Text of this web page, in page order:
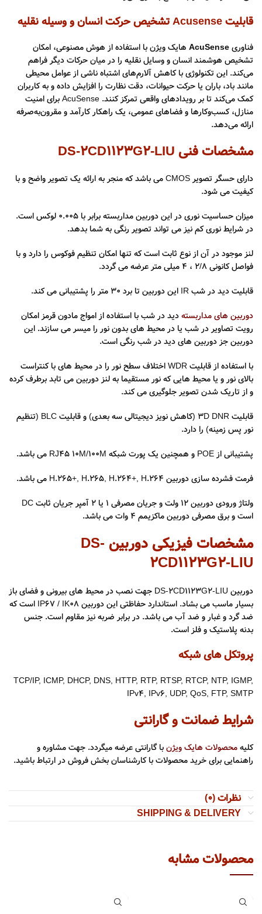
قابلیت Acusense تشخیص حرکت انسان و وسیله نقلیه
فناوریAcuSense هایک ویژن با استفاده از هوش مصنوعی، امکان
تشخیص هوشمند انسان و وسایل نقلیه را در میان حرکات دیگر فراهم
می‌کند. این تکنولوژی با کاهش آلارم‌های اشتباه ناشی از عوامل محیطی
مانند باد، باران یا حرکت حیوانات، دقت نظارت را افزایش داده و به کاربران
کمک می‌کند تا بر رویدادهای واقعی تمرکز کنند. AcuSense برای امنیت
منازل، کسب‌وکارها و فضاهای عمومی، یک راهکار کارآمد و مقرون‌به‌صرفه
ارائه می‌دهد.
مشخصات فنی DS-2CD1123G2-LIU
دارای حسگر تصویر CMOS می باشد که منجر به ارائه یک تصویر واضح و با
کیفیت می شود.
میزان حساسیت نوری در این دوربین مداربسته برابر با 0.005 لوکس است.
در شرایط نوری کم نیز می تواند تصویر رنگی به شما بدهد.
لنز موجود در آن از نوع ثابت است که تنها امکان تنظیم فوکوس را دارد و با
فواصل کانونی ۲/۸ ، ۴ میلی متر عرضه می گردد.
قابلیت دید در شب IR این دوربین تا برد 30 متر را پشتیبانی می کند.
دوربین های مداربستهدید در شب با استفاده از امواج مادون قرمز امکان
رویت تصاویر در شب یا در محیط های بدون نور را میسر می سازند. این
دوربین جز دوربین های دید در شب رنگی است.
با استفاده از قابلیت WDR اختلاف سطح نور را در محیط های با کنتراست
بالای نور و یا محیط هایی که نور مستقیما به لنز دوربین می تابد برطرف کرده
و از تاریک شدن تصویر جلوگیری می کند.
قابلیت ۳D DNR (کاهش نویز دیجیتالی سه بعدی) و قابلیت BLC (تنظیم
نور پس زمینه) را دارد.
پشتیبانی از POE و همچنین یک پورت شبکه RJ45 10M/100M می باشد.
فرمت فشرده سازی دوربین H.265+, H.265, H.264+, H.264 می باشد.
ولتاژ ورودی دوربین ۱۲ ولت و جریان مصرفی ۱ یا ۲ آمپر جریان ثابت DC
است و برق مصرفی دوربین ماکزیمم ۴ وات می باشد.
مشخصات فیزیکی دوربین DS-
2CD1123G2-LIU
دوربین DS-2CD1123G2-LIU جهت نصب در محیط های بیرونی و فضای باز
بسیار ماسب می بشاد. استاندارد حفاظتی این دوربین IP67 / IK08 است که
ضد گرد و غبار و ضد آب می باشد. در برابر ضربه نیز مقاوم است. جنس
بدنه پلاستیک و فلز است.
پروتکل های شبکه
TCP/IP, ICMP, DHCP, DNS, HTTP, RTP, RTSP, RTCP, NTP, IGMP,
IPv4, IPv6, UDP, QoS, FTP, SMTP
شرایط ضمانت و گارانتی
کلیهمحصولات هایک ویژنبا گارانتی عرضه میگردد. جهت مشاوره و
راهنمایی برای خرید محصولات با کارشناسان بخش فروش در ارتباط باشید.
نظرات (0)
SHIPPING & DELIVERY
محصولات مشابه